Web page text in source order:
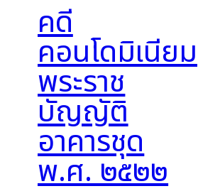
คดี
คอนโดมิเนียม
พระราช
บัญญัติ
อาคารชุด
พ.ศ. ๒๕๒๒